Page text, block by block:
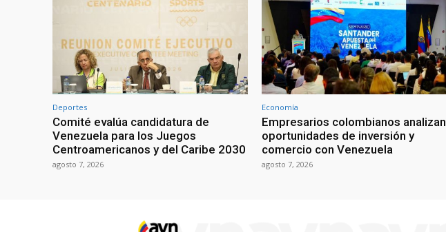
Deportes
Comité evalúa candidatura de
Venezuela para los Juegos
Centroamericanos y del Caribe 2030
agosto 7, 2026
Economía
Empresarios colombianos analizan
oportunidades de inversión y
comercio con Venezuela
agosto 7, 2026